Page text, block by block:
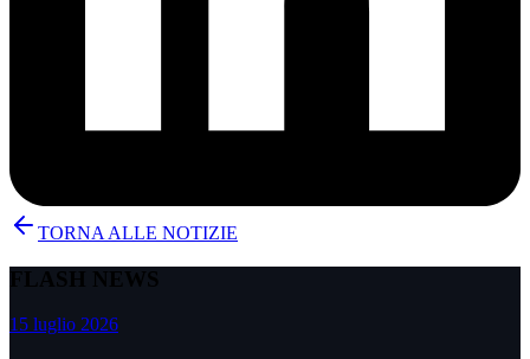
TORNA ALLE NOTIZIE
FLASH NEWS
15 luglio 2026